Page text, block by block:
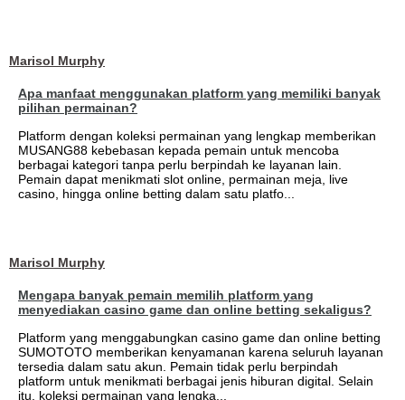
Marisol Murphy
Apa manfaat menggunakan platform yang memiliki banyak
pilihan permainan?
Platform dengan koleksi permainan yang lengkap memberikan
MUSANG88 kebebasan kepada pemain untuk mencoba
berbagai kategori tanpa perlu berpindah ke layanan lain.
Pemain dapat menikmati slot online, permainan meja, live
casino, hingga online betting dalam satu platfo...
Marisol Murphy
Mengapa banyak pemain memilih platform yang
menyediakan casino game dan online betting sekaligus?
Platform yang menggabungkan casino game dan online betting
SUMOTOTO memberikan kenyamanan karena seluruh layanan
tersedia dalam satu akun. Pemain tidak perlu berpindah
platform untuk menikmati berbagai jenis hiburan digital. Selain
itu, koleksi permainan yang lengka...